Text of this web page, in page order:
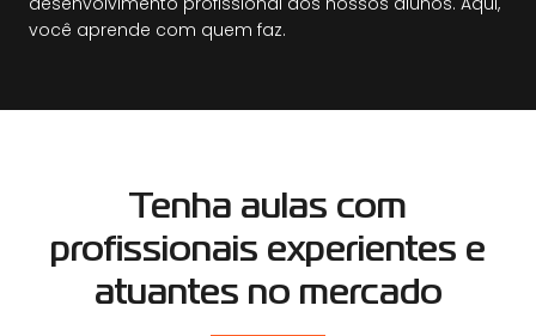
você aprende com quem faz.
Tenha aulas com
profissionais experientes e
atuantes no mercado